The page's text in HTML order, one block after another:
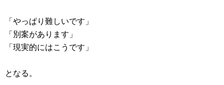
「やっぱり難しいです」
「別案があります」
「現実的にはこうです」
となる。